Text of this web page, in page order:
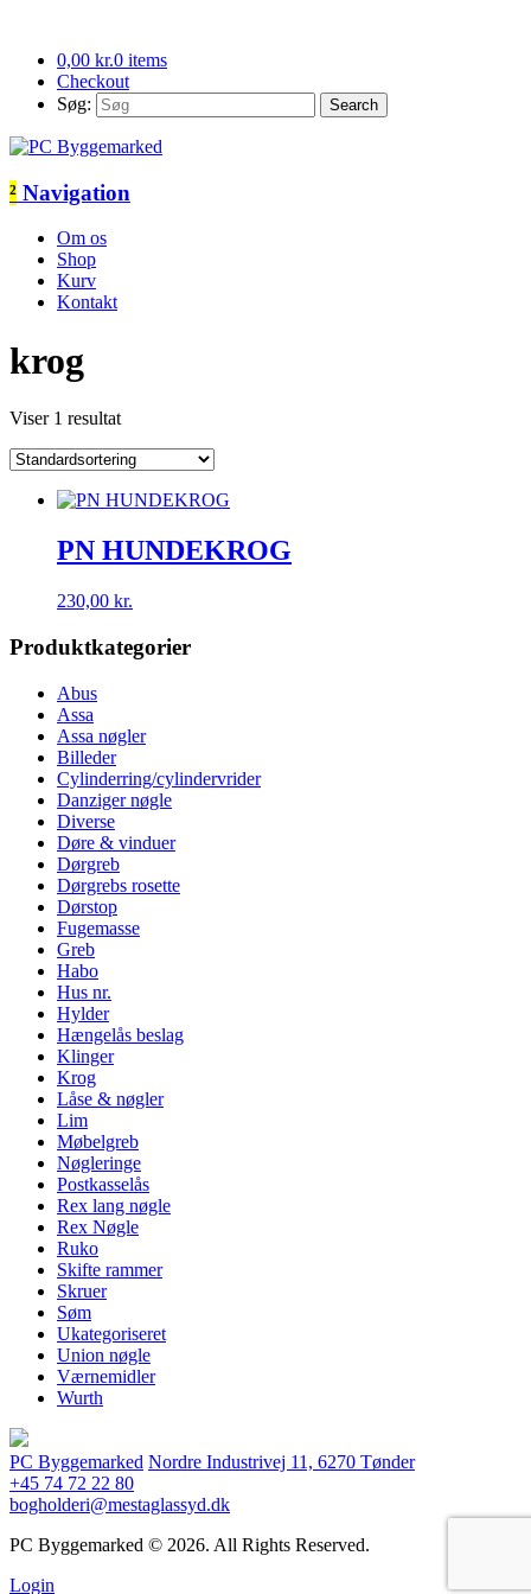
0,00 kr.0 items
Checkout
Søg:
² Navigation
Om os
Shop
Kurv
Kontakt
krog
Viser 1 resultat
PN HUNDEKROG
230,00 kr.
Produktkategorier
Abus
Assa
Assa nøgler
Billeder
Cylinderring/cylindervrider
Danziger nøgle
Diverse
Døre & vinduer
Dørgreb
Dørgrebs rosette
Dørstop
Fugemasse
Greb
Habo
Hus nr.
Hylder
Hængelås beslag
Klinger
Krog
Låse & nøgler
Lim
Møbelgreb
Nøgleringe
Postkasselås
Rex lang nøgle
Rex Nøgle
Ruko
Skifte rammer
Skruer
Søm
Ukategoriseret
Union nøgle
Værnemidler
Wurth
PC Byggemarked Nordre Industrivej 11, 6270 Tønder
+45 74 72 22 80
bogholderi@mestaglassyd.dk
PC Byggemarked © 2026. All Rights Reserved.
Login